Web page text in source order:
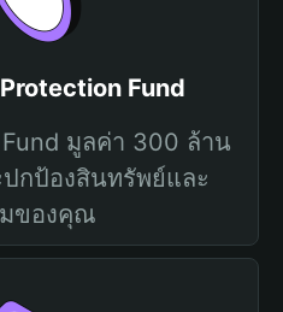
Fund
มูลค่า 300 ล้าน
กป้องสินทรัพย์และ
ของคุณ